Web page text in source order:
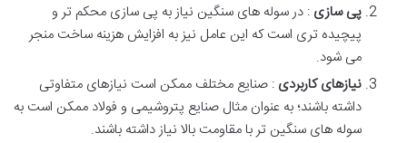
پی سازی : در سوله های سنگین نیاز به پی سازی محکم تر و
پیچیده تری است که این عامل نیز به افزایش هزینه ساخت منجر
می شود.
نیازهای کاربردی : صنایع مختلف ممکن است نیازهای متفاوتی
داشته باشند؛ به عنوان مثال صنایع پتروشیمی و فولاد ممکن است به
سوله های سنگین تر با مقاومت بالا نیاز داشته باشند.